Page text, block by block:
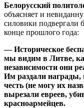
Белорусский
объясняет и
силовики подвергали
конце прошлого года:
— Историческое
мы видим в Литве,
независимости они
Им раздали награды,
честь (не могу их
вырезали евреев,
красноармейцев.